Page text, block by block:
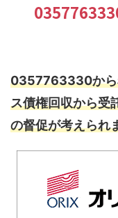
0357763330から
ス債権回収から受
の督促が考えられ